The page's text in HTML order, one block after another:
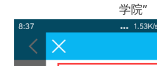
学院”